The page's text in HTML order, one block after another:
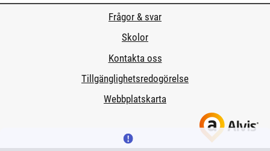
Frågor & svar
Skolor
Kontakta oss
Tillgänglighetsredogörelse
Webbplatskarta